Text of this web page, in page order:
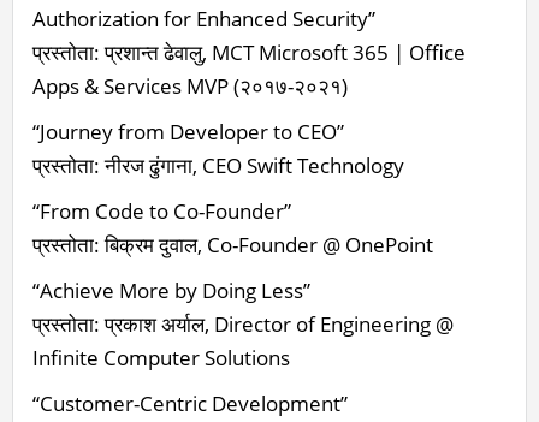
Authorization for Enhanced Security”
प्रस्तोता: प्रशान्त ढेवालु, MCT Microsoft 365 | Office
Apps & Services MVP (२०१७-२०२१)
“Journey from Developer to CEO”
प्रस्तोता: नीरज ढुंगाना, CEO Swift Technology
“From Code to Co-Founder”
प्रस्तोता: बिक्रम दुवाल, Co-Founder @ OnePoint
“Achieve More by Doing Less”
प्रस्तोता: प्रकाश अर्याल, Director of Engineering @
Infinite Computer Solutions
“Customer-Centric Development”